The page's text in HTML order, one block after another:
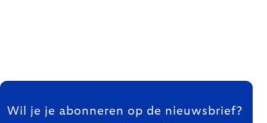
FOOTER
Wil je je abonneren op de nieuwsbrief?